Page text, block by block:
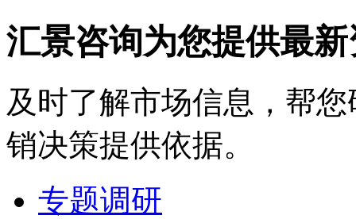
汇景咨询为您提供最
及时了解市场信息，帮
销决策提供依据。
专题调研